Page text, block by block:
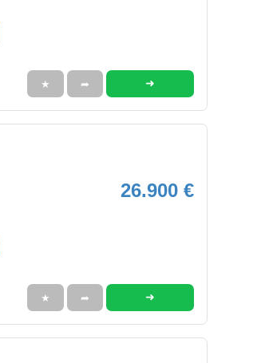
★ ➦ ➜
26.900 €
★ ➦ ➜